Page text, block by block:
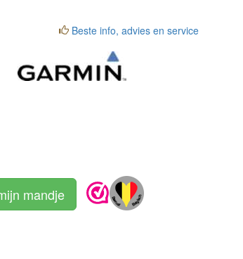
Beste info, advies en service
mandje